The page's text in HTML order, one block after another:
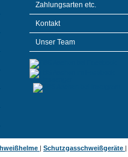
Zahlungsarten etc.
Kontakt
Unser Team
| Schutzgasschweißgeräte |